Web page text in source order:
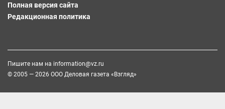
Полная версия сайта
Редакционная политика
Пишите нам на information@vz.ru
© 2005 — 2026 ООО Деловая газета «Взгляд»